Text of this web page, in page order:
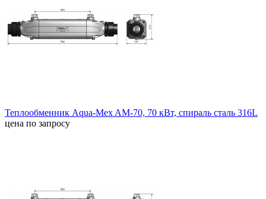
Теплообменник Aqua-Mex AM-70, 70 кВт, спираль сталь 316L
цена по запросу